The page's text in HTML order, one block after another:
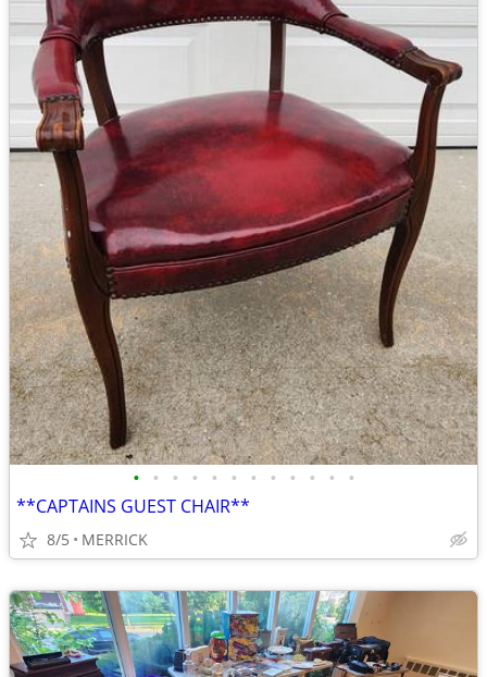
• • • • • • • • • • • •
**CAPTAINS GUEST CHAIR**
8/5 MERRICK